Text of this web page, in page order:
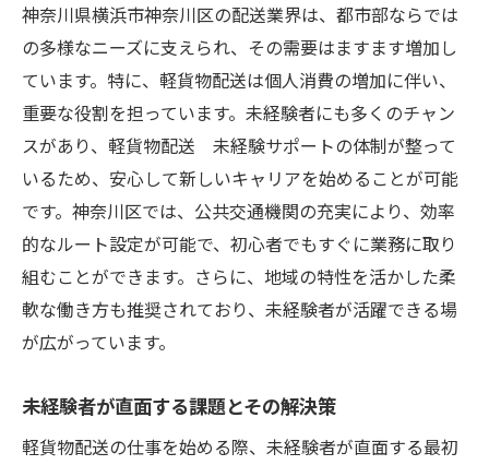
地域密着型サポートの活用法
神奈川県で未経験から軽貨物配送を始めるため
の準備と心得
初心者向けの事前準備リスト
未経験者が配送業界に飛び込むための心構
え
必要な資格と取得方法の解説
配送の基本知識を身につけるためのリソー
ス
成功者が語る配送業界への挑戦
神奈川区で叶える柔軟な働き方軽貨物配送の未
経験者サポート
神奈川県横浜市神奈川区の配送業界は、都市部ならでは
の多様なニーズに支えられ、その需要はますます増加し
ています。特に、軽貨物配送は個人消費の増加に伴い、
重要な役割を担っています。未経験者にも多くのチャン
スがあり、軽貨物配送 未経験サポートの体制が整って
いるため、安心して新しいキャリアを始めることが可能
です。神奈川区では、公共交通機関の充実により、効率
的なルート設定が可能で、初心者でもすぐに業務に取り
組むことができます。さらに、地域の特性を活かした柔
軟な働き方も推奨されており、未経験者が活躍できる場
が広がっています。
未経験者が直面する課題とその解決策
軽貨物配送の仕事を始める際、未経験者が直面する最初